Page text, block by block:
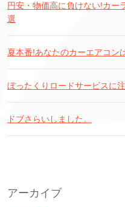
円安・物価高に負けない!カー
選
夏本番!あなたのカーエアコン
ぼったくりロードサービスに注
ドブさらいしました。
アーカイブ